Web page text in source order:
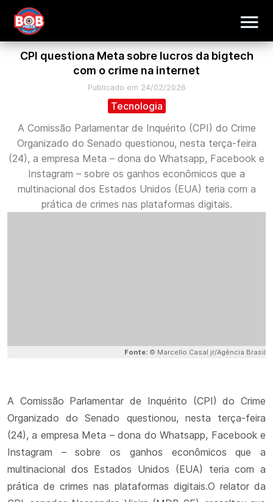
CPI questiona Meta sobre lucros da bigtech
com o crime na internet
Publicado em 24/02/2026
Tecnologia
A Comissão Parlamentar de Inquérito (CPI) do Crime
Organizado do Senado questionou, nesta terça-feira
(24), a empresa Meta – dona do Whatsapp, Facebook e
Instagram – sobre os ganhos econômicos que a
multinacional dos Estados Unidos (EUA) teria com a
prática de crimes nas plataformas digitais.
Fonte: © Marcello Casal jr/Agência Brasil
A Comissão Parlamentar de Inquérito (CPI) do Crime
Organizado do Senado questionou, nesta terça-feira
(24), a empresa Meta – dona do Whatsapp, Facebook e
Instagram – sobre os ganhos econômicos que a
multinacional dos Estados Unidos (EUA) teria com a
prática de crimes nas plataformas digitais.O relator da